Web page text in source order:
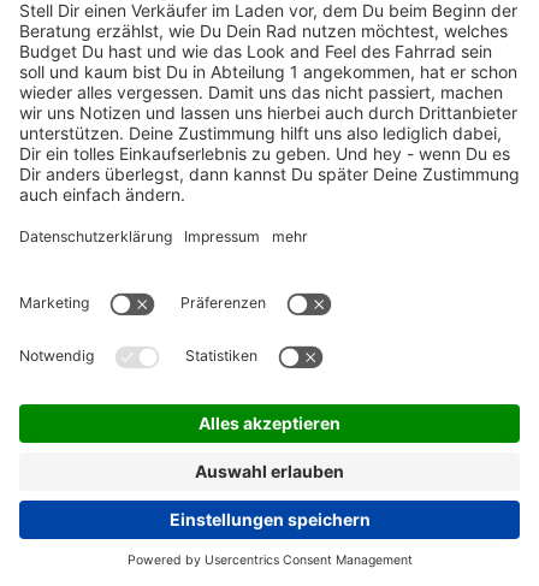
ZAHLUNGSARTEN / RATENKAUF
FÜR ARBEITGEBER & ARBEITNEHMER